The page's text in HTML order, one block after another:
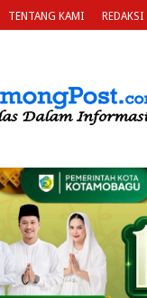
TENTANG KAMI REDAKSI